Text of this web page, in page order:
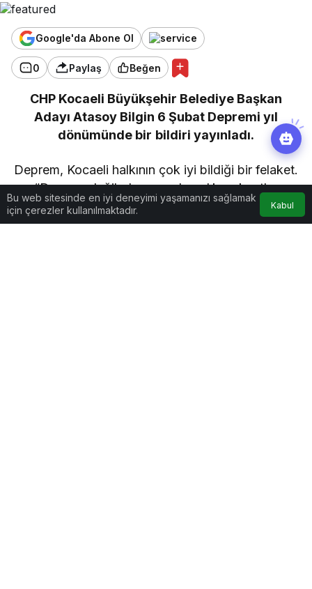
Google'da Abone Ol
0 Paylaş Beğen
CHP Kocaeli Büyükşehir Belediye Başkan
Adayı Atasoy Bilgin 6 Şubat Depremi yıl
dönümünde bir bildiri yayınladı.
Deprem, Kocaeli halkının çok iyi bildiği bir felaket.
“Deprem değil, depreme hazırlıksız kentler
öldürür” diye çok konuşuldu ama ders alındı mı,
emin değilim.
Bu web sitesinde en iyi deneyimi yaşamanızı sağlamak
için çerezler kullanılmaktadır.
Kabul